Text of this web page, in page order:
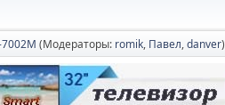
(Модераторы: romik, Павел,danver)